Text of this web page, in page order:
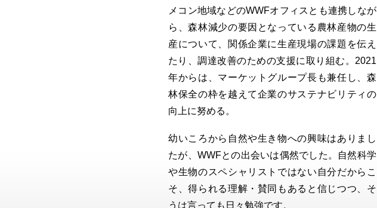
メコン地域などのWWFオフィスとも連携しなが
ら、森林減少の要因となっている農林産物の生
産について、関係企業に生産現場の課題を伝え
たり、調達改善のための支援に取り組む。2021
年からは、マーケットグループ長も兼任し、森
林保全の枠を越えて企業のサステナビリティの
向上に努める。
幼いころから自然や生き物への興味はありまし
たが、WWFとの出会いは偶然でした。自然科学
や生物のスペシャリストではない自分だからこ
そ、得られる理解・賛同もあると信じつつ、そ
うは言っても日々勉強です。